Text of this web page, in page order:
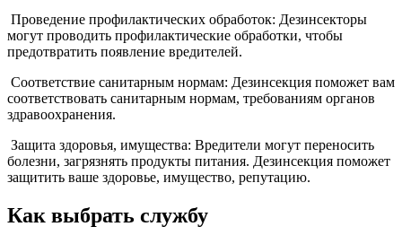
Проведение профилактических обработок: Дезинсекторы
могут проводить профилактические обработки, чтобы
предотвратить появление вредителей.
Соответствие санитарным нормам: Дезинсекция поможет вам
соответствовать санитарным нормам, требованиям органов
здравоохранения.
Защита здоровья, имущества: Вредители могут переносить
болезни, загрязнять продукты питания. Дезинсекция поможет
защитить ваше здоровье, имущество, репутацию.
Как выбрать службу